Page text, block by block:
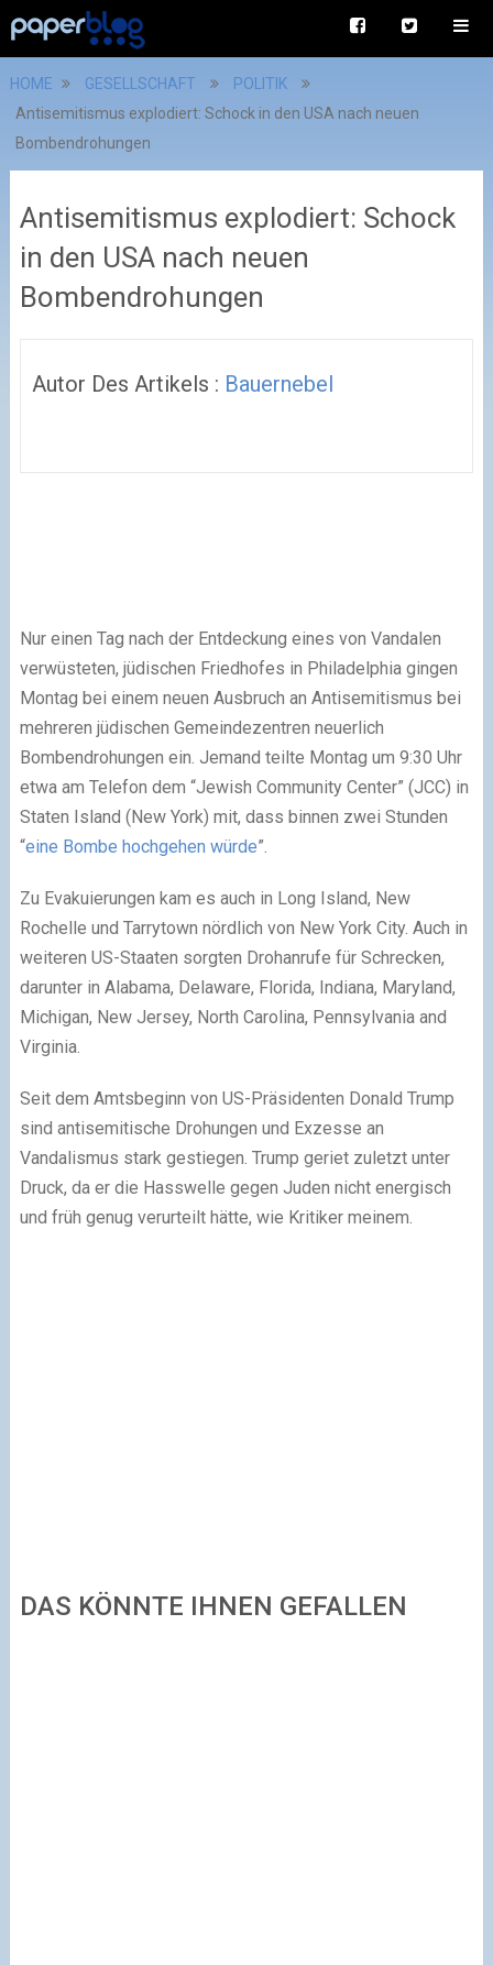
HOME GESELLSCHAFT
POLITIK
Antisemitismus explodiert: Schock in den USA nach neuen
Bombendrohungen
Antisemitismus explodiert: Schock
in den USA nach neuen
Bombendrohungen
Autor Des Artikels : Bauernebel
Nur einen Tag nach der Entdeckung eines von Vandalen
verwüsteten, jüdischen Friedhofes in Philadelphia gingen
Montag bei einem neuen Ausbruch an Antisemitismus bei
mehreren jüdischen Gemeindezentren neuerlich
Bombendrohungen ein. Jemand teilte Montag um 9:30 Uhr
etwa am Telefon dem “Jewish Community Center” (JCC) in
Staten Island (New York) mit, dass binnen zwei Stunden
“eine Bombe hochgehen würde”.
Zu Evakuierungen kam es auch in Long Island, New
Rochelle und Tarrytown nördlich von New York City. Auch in
weiteren US-Staaten sorgten Drohanrufe für Schrecken,
darunter in Alabama, Delaware, Florida, Indiana, Maryland,
Michigan, New Jersey, North Carolina, Pennsylvania and
Virginia.
Seit dem Amtsbeginn von US-Präsidenten Donald Trump
sind antisemitische Drohungen und Exzesse an
Vandalismus stark gestiegen. Trump geriet zuletzt unter
Druck, da er die Hasswelle gegen Juden nicht energisch
und früh genug verurteilt hätte, wie Kritiker meinem.
DAS KÖNNTE IHNEN GEFALLEN